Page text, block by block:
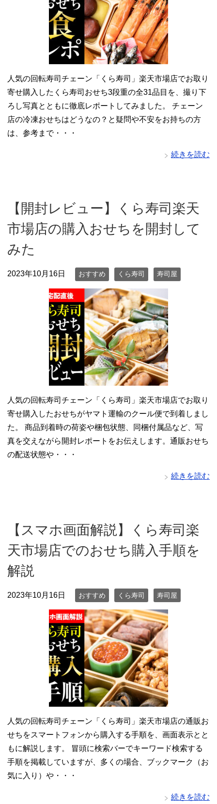
人気の回転寿司チェーン「くら寿司」楽天市場店でお取り
寄せ購入したくら寿司おせち3段重の全31品目を、撮り下
ろし写真とともに徹底レポートしてみました。 チェーン
店の冷凍おせちはどうなの？と疑問や不安をお持ちの方
は、参考まで・・・
続きを読む
【開封レビュー】くら寿司楽天
市場店の購入おせちを開封して
みた
2023年10月16日 おすすめ くら寿司 寿司屋
人気の回転寿司チェーン「くら寿司」楽天市場店でお取り
寄せ購入したおせちがヤマト運輸のクール便で到着しまし
た。 商品到着時の荷姿や梱包状態、同梱付属品など、写
真を交えながら開封レポートをお伝えします。通販おせち
の配送状態や・・・
続きを読む
【スマホ画面解説】くら寿司楽
天市場店でのおせち購入手順を
解説
2023年10月16日 おすすめ くら寿司 寿司屋
人気の回転寿司チェーン「くら寿司」楽天市場店の通販お
せちをスマートフォンから購入する手順を、画面表示とと
もに解説します。 冒頭に検索バーでキーワード検索する
手順を掲載していますが、多くの場合、ブックマーク（お
気に入り）や・・・
続きを読む